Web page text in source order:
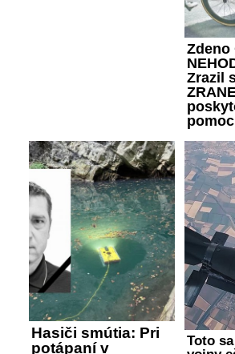
Zdeno
Zrazil
pomoc
Hasiči smútia: Pri
potápaní v
Toto